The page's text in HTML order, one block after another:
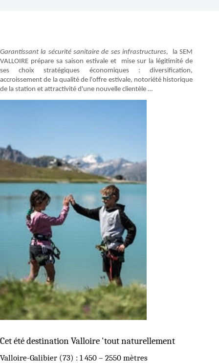
Garantissant la sécurité sanitaire de ses infrastructures, la SEM
VALLOIRE prépare sa saison estivale et mise sur la légitimité de
ses choix stratégiques économiques : diversification,
accroissement de la qualité de l'offre estivale, notoriété historique
de la station et attractivité d'une nouvelle clientèle …
Cet été destination Valloire 'tout naturellement
Valloire-Galibier (73) : 1 450 – 2550 mètres